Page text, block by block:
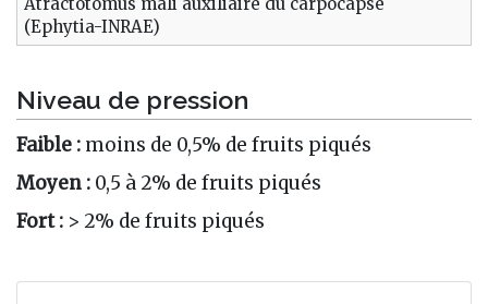
(Ephytia-INRAE)
Niveau de pression
Faible : moins de 0,5% de fruits piqués
Moyen : 0,5 à 2% de fruits piqués
Fort : > 2% de fruits piqués